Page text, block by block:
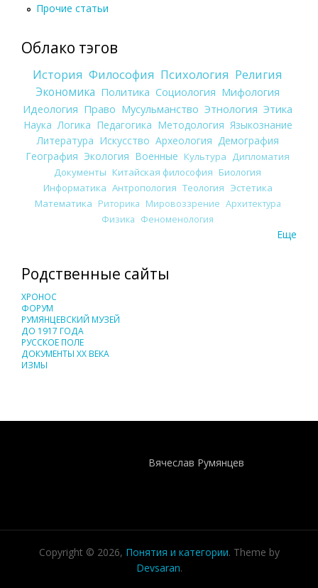
Прочие статьи
Облако тэгов
История Философия Психология Религия
Экономика Политика Социология Мифология
Идеология Право Мусульманство Этнология Этика
Наука Логика Педагогика Методология Языкознание
Литература Искусство Археология Демография
География Экология Военные Культура
Дипломатия
Документы Китайская философия Биология
Информатика Антропология Теология Эстетика
Математика Риторика Мировоззрение Архитектура
Физика Феноменология
Еще
Родственные сайты
ХРОНОС
ФОРУМ
РУМЯНЦЕВСКИЙ МУЗЕЙ
ДО 1917 ГОДА
РУССКОЕ ПОЛЕ
ДОКУМЕНТЫ XX ВЕКА
ИЗМЫ
Вячеслав Румянцев
Copyright © 2026, Понятия и категории. Theme by
Devsaran.